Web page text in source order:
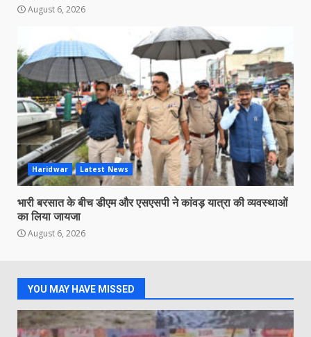
August 6, 2026
Haridwar Latest News
भारी बरसात के बीच डीएम और एसएसपी ने कांवड़ यात्रा की व्यवस्थाओं
का लिया जायजा
August 6, 2026
YOU MAY HAVE MISSED